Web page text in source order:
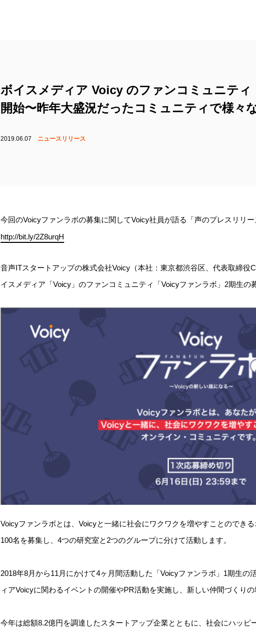
ボイスメディア Voicy のファンコミュニテ
開始〜昨年大盛況だったコミュニティで様々
2019.06.07 ニュースリリース
今回のVoicyファンラボの募集に関してVoicy社員が語る「声のプレスリリー
http://bit.ly/2Z8urqH
音声ITスタートアップの株式会社Voicy（本社：東京都渋谷区、代表取締役
イスメディア「Voicy」のファンコミュニティ「Voicyファンラボ」2期生の
Voicyファンラボとは、Voicyと一緒に社会にワクワクを増やすことのでき
100名を募集し、4つの研究室と2つのグループに分けて活動します。
2018年8月から11月にかけて4ヶ月間活動した「Voicyファンラボ」1期生の
ィアVoicyに関わるイベントの開催やPR活動を実施し、新しい仲間づくりの
今年は総額8.2億円を調達したスタートアップ企業とともに、社会にハッピ